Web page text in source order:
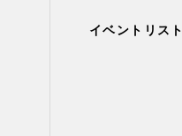
イベントリスト